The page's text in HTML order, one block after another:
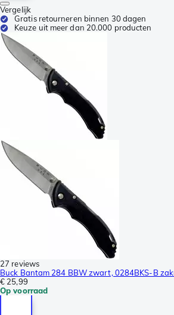
Vergelijk
Gratis retourneren binnen 30 dagen
Keuze uit meer dan 20.000 producten
27 reviews
Buck Bantam 284 BBW zwart, 0284BKS-B
€ 25,99
Op voorraad